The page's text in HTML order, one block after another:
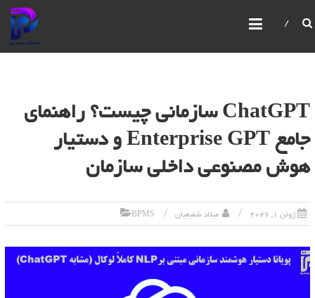
سامانه گستر هوشمند پویا
IBPMS یک سیستم یکپارچه مدیریت فرآیندهای کسب و
سازمان‌ها را با استفاده از رابط‌های گرافیکی فراهم می‌کند
ChatGPT سازمانی چیست؟ راهنمای
جامع Enterprise GPT و دستیار
هوش مصنوعی داخلی سازمان
ژوئن 1, 2026 میلاد شفیعیان BPMS